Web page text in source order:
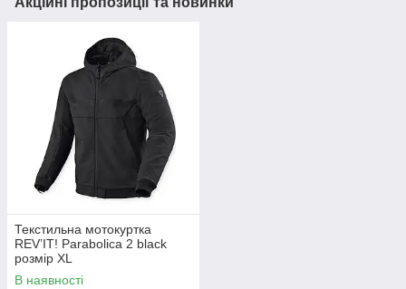
Текстильна мотокуртка
REV’IT! Parabolica 2 black
розмір XL
В наявності